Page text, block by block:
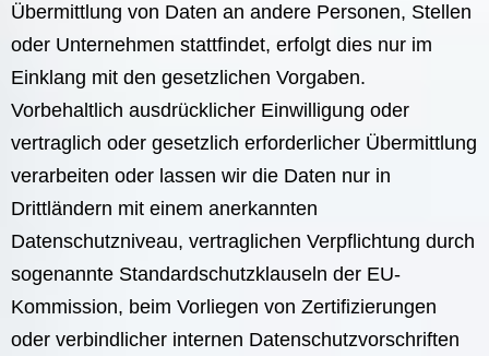
Übermittlung von Daten an andere Personen, Stellen
oder Unternehmen stattfindet, erfolgt dies nur im
Einklang mit den gesetzlichen Vorgaben.
Vorbehaltlich ausdrücklicher Einwilligung oder
vertraglich oder gesetzlich erforderlicher Übermittlung
verarbeiten oder lassen wir die Daten nur in
Drittländern mit einem anerkannten
Datenschutzniveau, vertraglichen Verpflichtung durch
sogenannte Standardschutzklauseln der EU-
Kommission, beim Vorliegen von Zertifizierungen
oder verbindlicher internen Datenschutzvorschriften